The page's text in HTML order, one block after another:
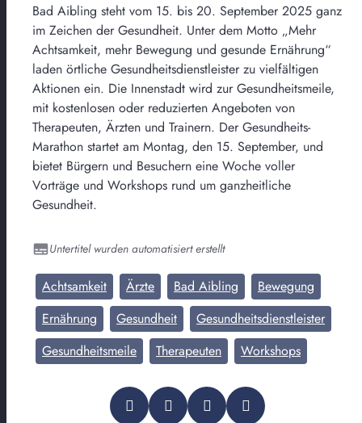
Bad Aibling steht vom 15. bis 20. September 2025 ganz
im Zeichen der Gesundheit. Unter dem Motto „Mehr
Achtsamkeit, mehr Bewegung und gesunde Ernährung“
laden örtliche Gesundheitsdienstleister zu vielfältigen
Aktionen ein. Die Innenstadt wird zur Gesundheitsmeile,
mit kostenlosen oder reduzierten Angeboten von
Therapeuten, Ärzten und Trainern. Der Gesundheits-
Marathon startet am Montag, den 15. September, und
bietet Bürgern und Besuchern eine Woche voller
Vorträge und Workshops rund um ganzheitliche
Gesundheit.
Untertitel wurden automatisiert erstellt
Achtsamkeit Ärzte Bad Aibling
Bewegung
Ernährung
Gesundheit
Gesundheitsdienstleister
Gesundheitsmeile
Therapeuten Workshops